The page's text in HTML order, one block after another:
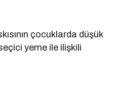
çocuklarda düşük
yeme ile ilişkili